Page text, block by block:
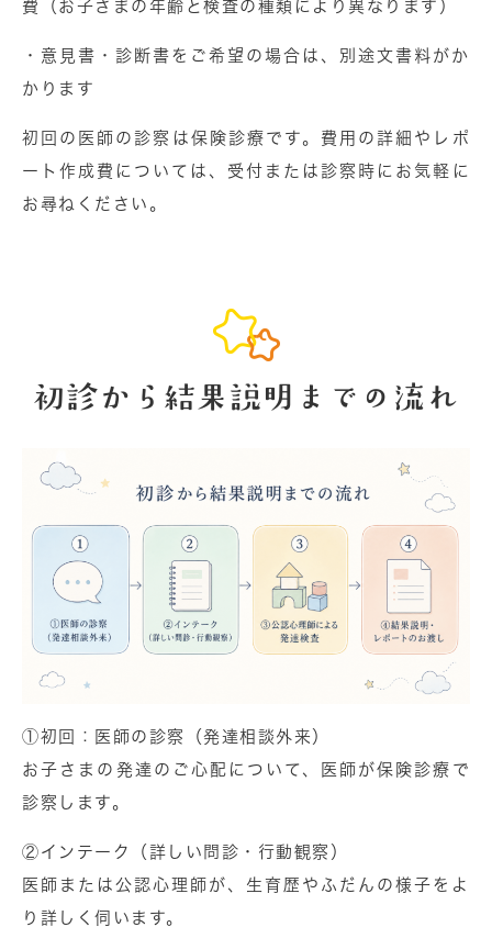
費（お子さまの年齢と検査の種類により異なります）
・意見書・診断書をご希望の場合は、別途文書料がか
かります
初回の医師の診察は保険診療です。費用の詳細やレポ
ート作成費については、受付または診察時にお気軽に
お尋ねください。
初診から結果説明までの流れ
①初回：医師の診察（発達相談外来）
お子さまの発達のご心配について、医師が保険診療で
診察します。
②インテーク（詳しい問診・行動観察）
医師または公認心理師が、生育歴やふだんの様子をよ
り詳しく伺います。